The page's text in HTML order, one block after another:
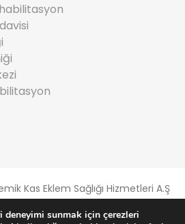
Kas Eklem Sağlığı Hizmetleri A.Ş
Ve Çerez Politikası
Aydınlatma Metni
deneyimi sunmak için çerezleri